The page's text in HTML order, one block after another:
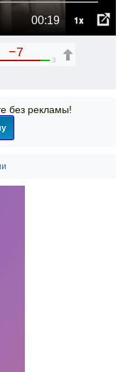
00:19 1x
−7
3
без рекламы!